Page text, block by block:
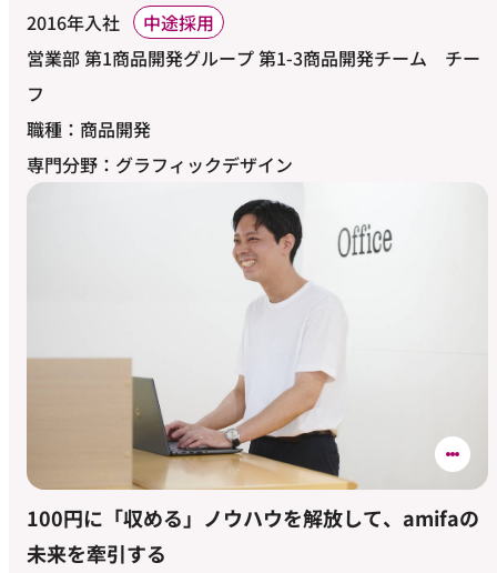
2016年入社
中途採用
営業部 第1商品開発グループ 第1-3商品開発チーム チー
フ
職種：商品開発
専門分野：グラフィックデザイン
100円に「収める」ノウハウを解放して、amifaの
未来を牽引する